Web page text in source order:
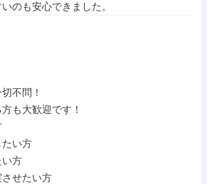
のも安心できました。
不問！
も大歓迎です！
い方
方
せたい方